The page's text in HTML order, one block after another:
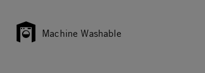
Machine Washable